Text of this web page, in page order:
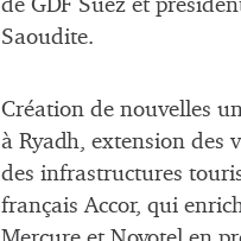
de GDF Suez et
Saoudite.
Création de nouvelles
à Ryadh, extension des
des infrastructures
français Accor, qui